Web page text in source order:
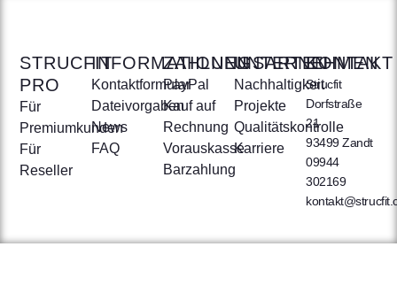
STRUCFIT
PRO
Für
Premiumkunden
Für
Reseller
INFORMATIONEN
Kontaktformular
Dateivorgaben
News
FAQ
ZAHLUNGSARTEN
PayPal
Kauf auf
Rechnung
Vorauskasse
Barzahlung
UNTERNEHMEN
Nachhaltigkeit
Projekte
Qualitätskontrolle
Karriere
KONTAKT
Strucfit
Dorfstraße
21
93499 Zandt
09944
302169